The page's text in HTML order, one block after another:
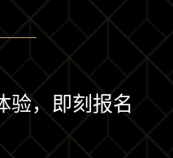
验，即刻报名